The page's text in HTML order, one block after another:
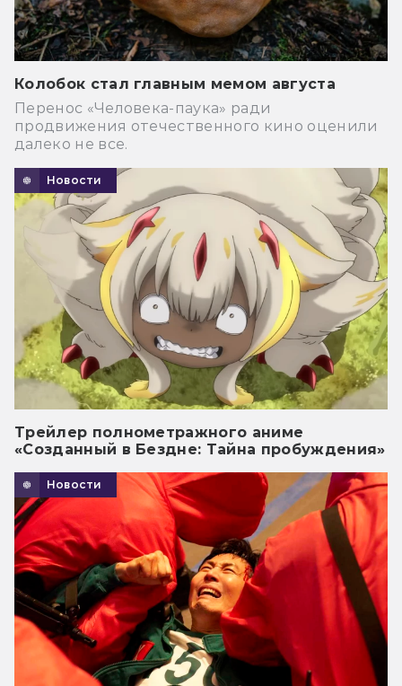
Колобок стал главным мемом августа
Перенос «Человека-паука» ради
продвижения отечественного кино оценили
далеко не все.
Новости
Трейлер полнометражного аниме
«Созданный в Бездне: Тайна пробуждения»
Новости